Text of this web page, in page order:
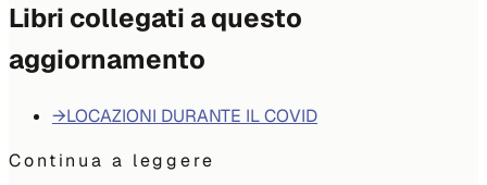
Libri collegati a questo
aggiornamento
→LOCAZIONI DURANTE IL COVID
Continua a leggere